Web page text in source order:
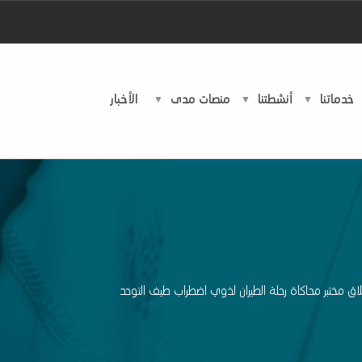
خدماتنا أنشطتنا منصات مدى اﻷخبار
مختبر محاكاة رحلة الطيران لذوي اضطراب طيف التوحد